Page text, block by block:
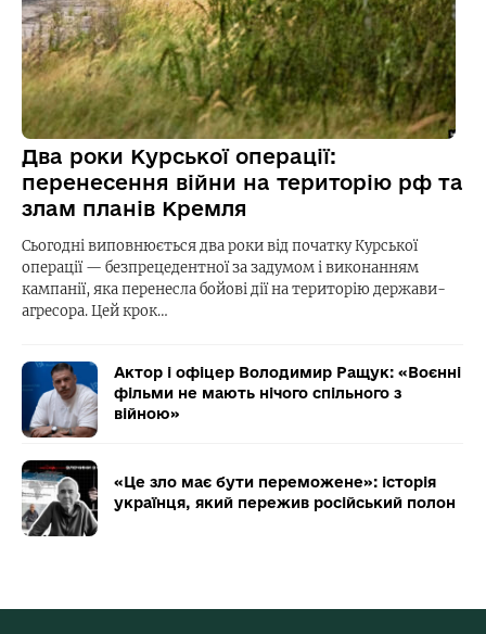
Два роки Курської операції:
перенесення війни на територію рф та
злам планів Кремля
Сьогодні виповнюється два роки від початку Курської
операції — безпрецедентної за задумом і виконанням
кампанії, яка перенесла бойові дії на територію держави-
агресора. Цей крок…
Актор і офіцер Володимир Ращук: «Воєнні
фільми не мають нічого спільного з
війною»
«Це зло має бути переможене»: історія
українця, який пережив російський полон